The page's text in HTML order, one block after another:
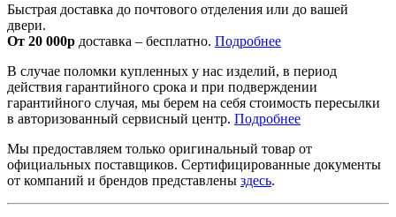
Быстрая доставка до почтового отделения или до вашей
двери.
От 20 000р доставка – бесплатно. Подробнее
В случае поломки купленных у нас изделий, в период
действия гарантийного срока и при подверждении
гарантийного случая, мы берем на себя стоимость пересылки
в авторизованный сервисный центр. Подробнее
Мы предоставляем только оригинальный товар от
официальных поставщиков. Сертифицированные документы
от компаний и брендов представлены здесь.